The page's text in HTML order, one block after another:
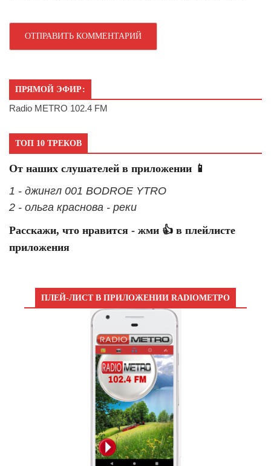
ПРЯМОЙ ЭФИР:
Radio METRO 102.4 FM
ТОП 10 ТРЕКОВ
От наших слушателей в приложении 📱
1 - джингл 001 BODROE YTRO
2 - ольга краснова - реки
Расскажи, что нравится - жми 👍 в плейлисте
приложения
ПЛЕЙ-ЛИСТ В ПРИЛОЖЕНИИ RADIOМЕТРО